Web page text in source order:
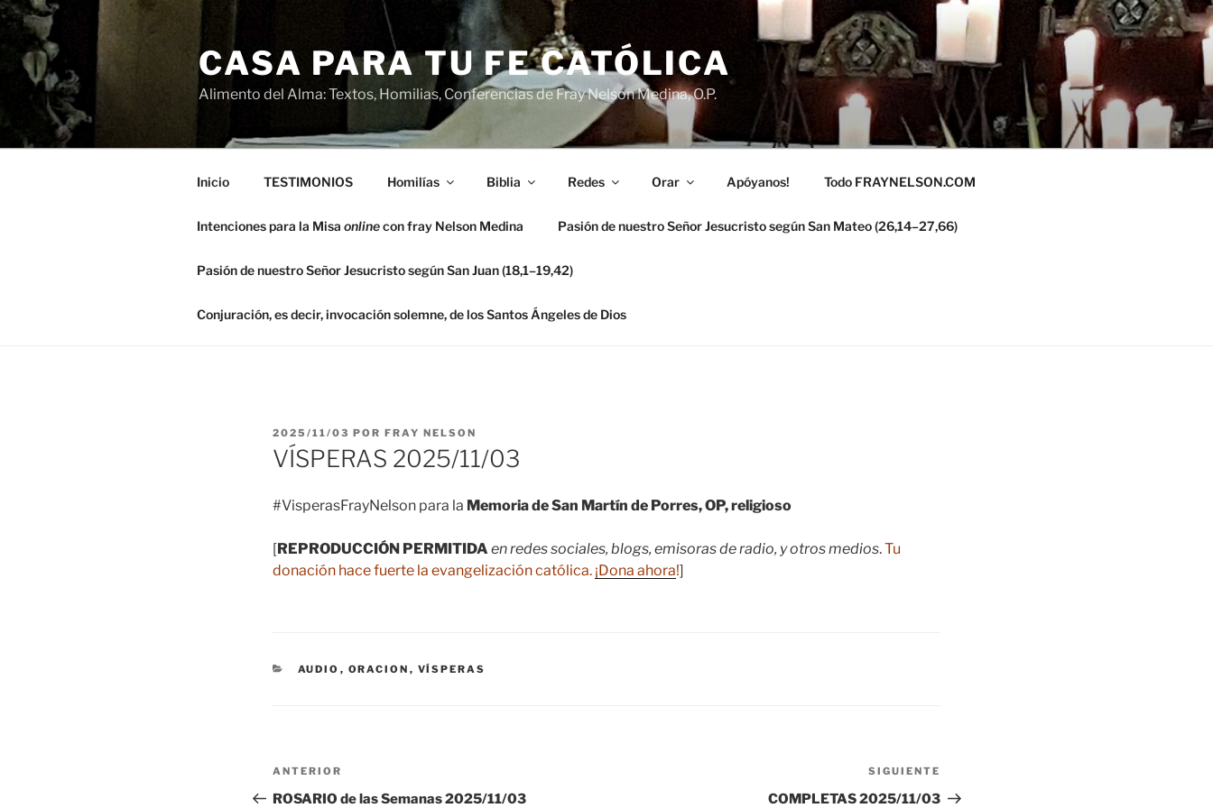
Saltar
contenido
CASA PARA TU FE CATÓLICA
Alimento del Alma: Textos, Homilias, Conferencias de Fray Nelson Medina, O.P.
Inicio TESTIMONIOS Homilías Biblia Redes Orar Apóyanos! Todo FRAYNELSON.COM
Intenciones para la Misa onlinecon fray Nelson Medina Pasión de nuestro Señor Jesucristo según San Mateo (26,14–27,66)
Pasión de nuestro Señor Jesucristo según San Juan (18,1–19,42)
Conjuración, es decir, invocación solemne, de los Santos Ángeles de Dios
PUBLICADO
EL
2025/11/03 POR FRAY NELSON
VÍSPERAS 2025/11/03
#VisperasFrayNelson para la Memoria de San Martín de Porres, OP, religioso
[REPRODUCCIÓN PERMITIDA en redes sociales, blogs, emisoras de radio, y otros medios.Tu
donación hace fuerte la evangelización católica. ¡Dona ahora!]
CATEGORÍAS
AUDIO , ORACION , VÍSPERAS
Navegación
de
Entrada
anterior:
ANTERIOR
ROSARIO de las Semanas 2025/11/03
entrada
SIGUIENTE
COMPLETAS 2025/11/03